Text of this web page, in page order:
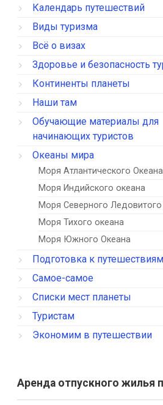
Календарь путешествий
Виды туризма
Всё о визах
Здоровье и безопасность
Континенты планеты
Наши там
Обучающие материалы для
начинающих туристов
Океаны мира
Моря Атлантического Океана
Моря Индийского океана
Моря Северного
Моря Тихого океана
Моря Южного Океана
Подготовка к путешествиям
Самое-самое
Списки мест планеты
Туристам
Экономим в путешествии
Аренда отпускного жилья